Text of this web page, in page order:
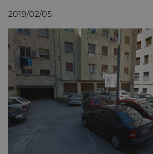
2019/02/05